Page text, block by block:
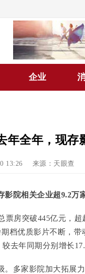
企业
年全年，现存
13:26 来源：天眼查
影院相关企业超9.2万
票房突破445亿元，
期档优质影片不断，
去年同期分别增长
。多家影院加大拓展